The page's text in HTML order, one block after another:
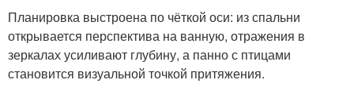
Планировка выстроена по чёткой оси: из спальни
открывается перспектива на ванную, отражения в
зеркалах усиливают глубину, а панно с птицами
становится визуальной точкой притяжения.